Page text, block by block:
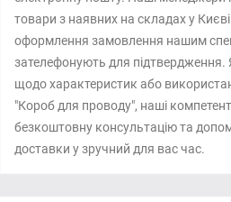
товари з наявних на складах у
оформлення замовлення нашим
зателефонують для
щодо характеристик або
"Короб для проводу", наші
безкоштовну консультацію та
доставки у зручний для вас час.